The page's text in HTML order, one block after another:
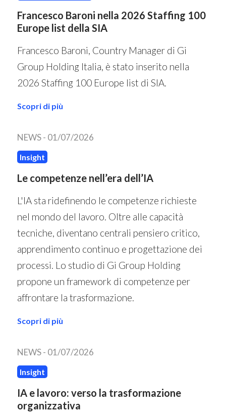
Francesco Baroni nella 2026 Staffing 100
Europe list della SIA
Francesco Baroni, Country Manager di Gi
Group Holding Italia, è stato inserito nella
2026 Staffing 100 Europe list di SIA.
Scopri di più
NEWS - 01/07/2026
Insight
Le competenze nell’era dell’IA
L'IA sta ridefinendo le competenze richieste
nel mondo del lavoro. Oltre alle capacità
tecniche, diventano centrali pensiero critico,
apprendimento continuo e progettazione dei
processi. Lo studio di Gi Group Holding
propone un framework di competenze per
affrontare la trasformazione.
Scopri di più
NEWS - 01/07/2026
Insight
IA e lavoro: verso la trasformazione
organizzativa